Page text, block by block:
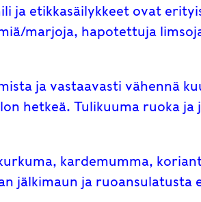
ja etikkasäilykkeet ovat
marjoja, hapotettuja
ja vastaavasti vähennä
hetkeä. Tulikuuma ruoka ja
kardemumma,
jälkimaun ja